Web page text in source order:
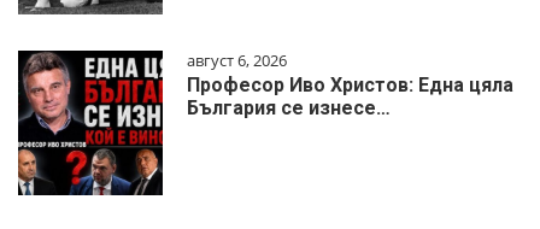
август 6, 2026
Професор Иво Христов: Една цяла
България се изнесе…